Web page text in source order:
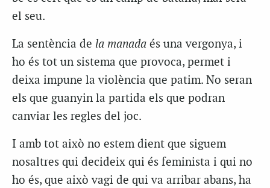
el seu.
La sentència de la manada és una vergonya, i
ho és tot un sistema que provoca, permet i
deixa impune la violència que patim. No seran
els que guanyin la partida els que podran
canviar les regles del joc.
I amb tot això no estem dient que siguem
nosaltres qui decideix qui és feminista i qui no
ho és, que això vagi de qui va arribar abans, ha